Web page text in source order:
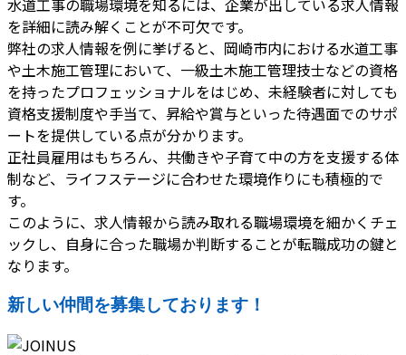
を詳細に読み解くことが不可欠です。
弊社の求人情報を例に挙げると、岡崎市内における水道工事
や土木施工管理において、一級土木施工管理技士などの資格
を持ったプロフェッショナルをはじめ、未経験者に対しても
資格支援制度や手当て、昇給や賞与といった待遇面でのサポ
ートを提供している点が分かります。
正社員雇用はもちろん、共働きや子育て中の方を支援する体
制など、ライフステージに合わせた環境作りにも積極的で
す。
このように、求人情報から読み取れる職場環境を細かくチェ
ックし、自身に合った職場か判断することが転職成功の鍵と
なります。
新しい仲間を募集しております！